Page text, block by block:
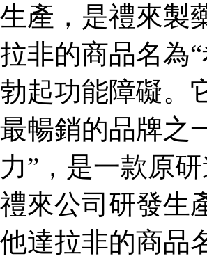
生產，是禮來製
拉非的商品名為
勃起功能障礙。
最暢銷的品牌之
力”，是一款原
禮來公司研發生
他達拉非的商品